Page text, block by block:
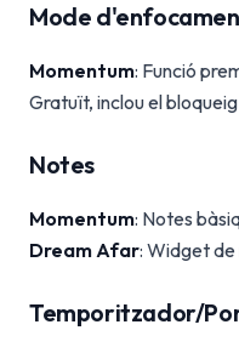
Mode
Momentum: Funció
Gratuït, inclou el
Notes
Momentum: Notes
Dream Afar: Widget
Temporitzador/